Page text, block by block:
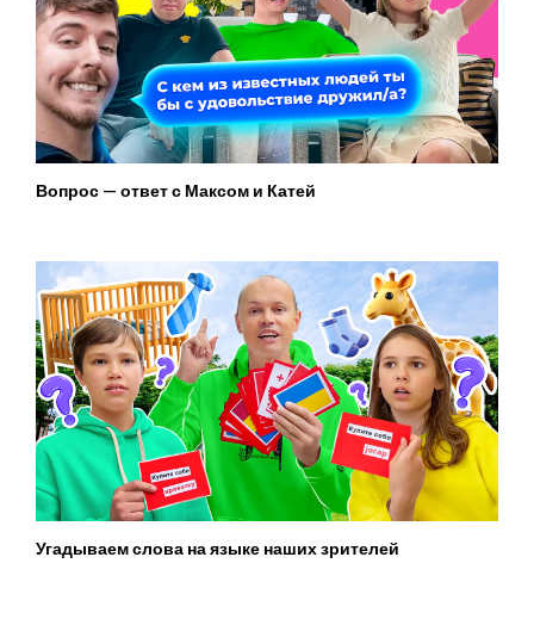
Вопрос — ответ с Максом и Катей
Угадываем слова на языке наших зрителей